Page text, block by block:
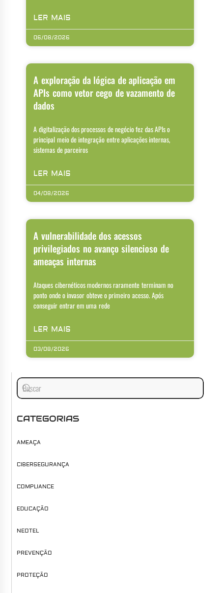
LER MAIS
06/08/2026
A exploração da lógica de aplicação em
APIs como vetor cego de vazamento de
dados
A digitalização dos processos de negócio fez das APIs o
principal meio de integração entre aplicações internas,
sistemas de parceiros
LER MAIS
04/08/2026
A vulnerabilidade dos acessos
privilegiados no avanço silencioso de
ameaças internas
Ataques cibernéticos modernos raramente terminam no
ponto onde o invasor obteve o primeiro acesso. Após
conseguir entrar em uma rede
LER MAIS
03/08/2026
CATEGORIAS
AMEAÇA
CIBERSEGURANÇA
COMPLIANCE
EDUCAÇÃO
NEOTEL
PREVENÇÃO
PROTEÇÃO